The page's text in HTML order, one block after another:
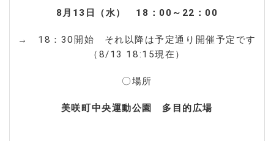
8月13日（水） 18：00～22：00
→ 18：30開始 それ以降は予定通り開催予定です
（8/13 18:15現在）
〇場所
美咲町中央運動公園 多目的広場